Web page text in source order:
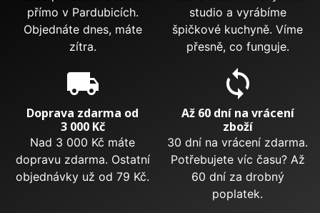
přímo v Pardubicích.
Objednáte dnes, máte
zítra.
studio a vyrábíme
špičkové kuchyně. Víme
přesně, co funguje.
local_shipping
Doprava zdarma od
3 000 Kč
Nad 3 000 Kč máte
dopravu zdarma. Ostatní
objednávky už od 79 Kč.
sync
Až 60 dní na vrácení
zboží
30 dní na vrácení zdarma.
Potřebujete víc času? Až
60 dní za drobný
poplatek.